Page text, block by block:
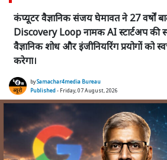
कंप्यूटर वैज्ञानिक संजय घेमावत ने 27 वर्षों
Discovery Loop नामक AI स्टार्टअप की
वैज्ञानिक शोध और इंजीनियरिंग प्रयोगों को
करेगा।
bySamachar4media Bureau
Published- Friday, 07 August, 2026